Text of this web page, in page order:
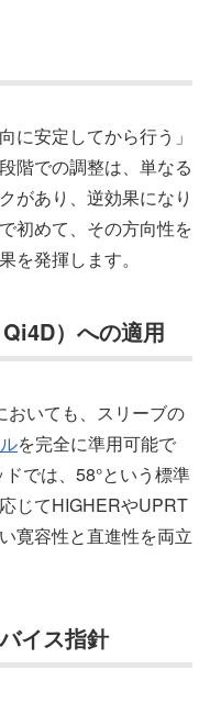
に安定してから行う」
階での調整は、単なる
があり、逆効果になり
初めて、その方向性を
を発揮します。
）への適用
おいても、スリーブの
を完全に準用可能で
では、58°という標準
じてHIGHERやUPRT
寛容性と直進性を両立
イス指針